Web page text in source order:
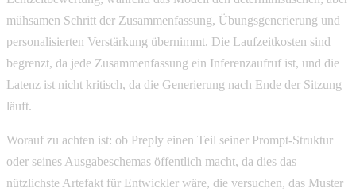
mühsamen Schritt der Zusammenfassung, Übungsgenerierung und
personalisierten Verstärkung übernimmt. Die Laufzeitkosten sind
begrenzt, da jede Zusammenfassung ein Inferenzaufruf ist, und die
Latenz ist nicht kritisch, da die Generierung nach Ende der Sitzung
läuft.
Worauf zu achten ist: ob Preply einen Teil seiner Prompt-Struktur
oder seines Ausgabeschemas öffentlich macht, da dies das
nützlichste Artefakt für Entwickler wäre, die versuchen, das Muster